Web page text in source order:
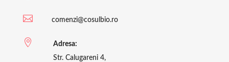
 comenzi@cosulbio.ro

Adresa:
Str. Calugareni 4,